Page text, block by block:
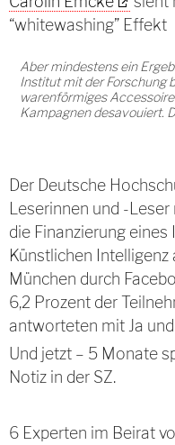
“whitewashing” Effekt
Aber mindestens ein
Institut mit der Forschung
warenförmiges
Kampagnen desavouiert.
Der Deutsche
Leserinnen und -
die Finanzierung
Künstlichen Intelligenz
München durch
6,2 Prozent der
antworteten mit Ja
Und jetzt – 5 Monate
Notiz in der SZ.
6 Experten im Beirat